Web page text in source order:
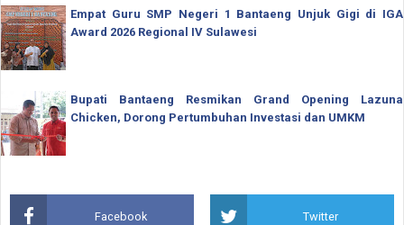
Empat Guru SMP Negeri 1 Bantaeng Unjuk Gigi di IGA
Award 2026 Regional IV Sulawesi
Bupati Bantaeng Resmikan Grand Opening Lazuna
Chicken, Dorong Pertumbuhan Investasi dan UMKM
Facebook Twitter